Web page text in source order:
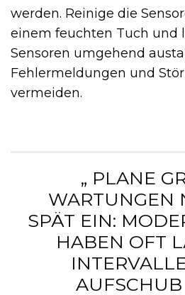
werden. Reinige die
einem feuchten Tuch und
Sensoren umgehend
Fehlermeldungen und
vermeiden.
„ PLANE
ARTUNGEN
PÄT EIN:
ABEN OFT
NTERVALLE,
UFSCHUB